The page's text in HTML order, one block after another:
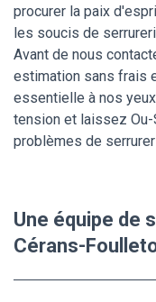
procurer la paix
les soucis de
Avant de nous
estimation sans frais
essentielle à nos
tension et laissez
problèmes de
Une équipe de
Cérans-